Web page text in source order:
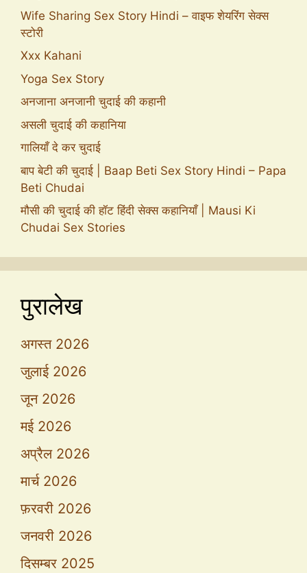
Wife Sharing Sex Story Hindi – वाइफ शेयरिंग सेक्स
स्टोरी
Xxx Kahani
Yoga Sex Story
अनजाना अनजानी चुदाई की कहानी
असली चुदाई की कहानिया
गालियाँ दे कर चुदाई
बाप बेटी की चुदाई | Baap Beti Sex Story Hindi – Papa
Beti Chudai
मौसी की चुदाई की हॉट हिंदी सेक्स कहानियाँ | Mausi Ki
Chudai Sex Stories
पुरालेख
अगस्त 2026
जुलाई 2026
जून 2026
मई 2026
अप्रैल 2026
मार्च 2026
फ़रवरी 2026
जनवरी 2026
दिसम्बर 2025